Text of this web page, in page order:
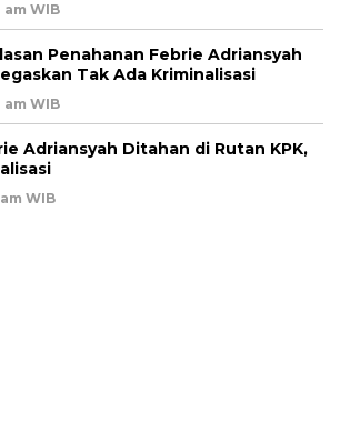
am WIB
Penahanan Febrie Adriansyah
Tak Ada Kriminalisasi
am WIB
Adriansyah Ditahan di Rutan KPK,
WIB